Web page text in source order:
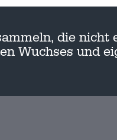
die
Wuchses und